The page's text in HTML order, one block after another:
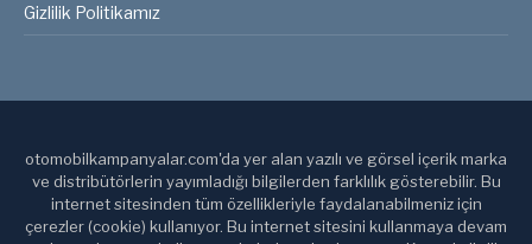
Gizlilik Politikamız
otomobilkampanyalar.com'da yer alan yazılı ve görsel içerik marka
ve distribütörlerin yayımladığı bilgilerden farklılık gösterebilir. Bu
internet sitesinden tüm özellikleriyle faydalanabilmeniz için
çerezler (cookie) kullanıyor. Bu internet sitesini kullanmaya devam